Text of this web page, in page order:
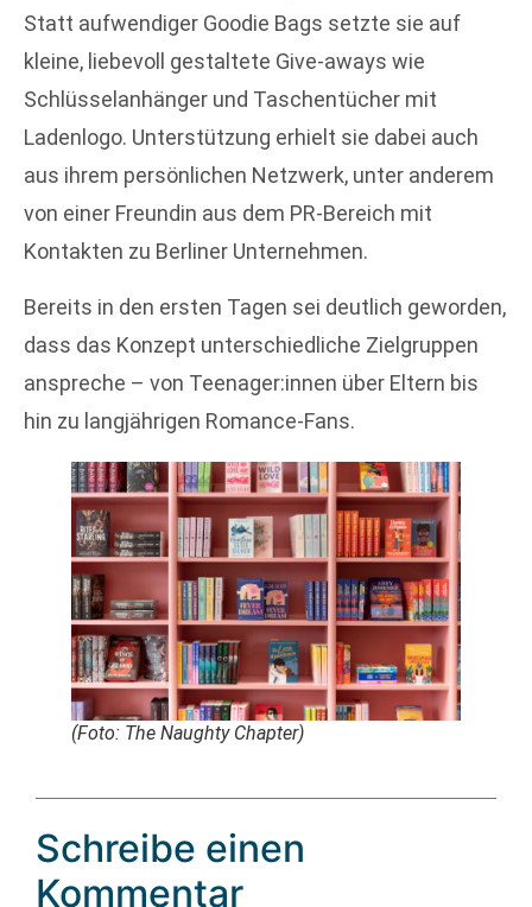
Statt aufwendiger Goodie Bags setzte sie auf
kleine, liebevoll gestaltete Give-aways wie
Schlüsselanhänger und Taschentücher mit
Ladenlogo. Unterstützung erhielt sie dabei auch
aus ihrem persönlichen Netzwerk, unter anderem
von einer Freundin aus dem PR-Bereich mit
Kontakten zu Berliner Unternehmen.
Bereits in den ersten Tagen sei deutlich geworden,
dass das Konzept unterschiedliche Zielgruppen
anspreche – von Teenager:innen über Eltern bis
hin zu langjährigen Romance-Fans.
(Foto: The Naughty Chapter)
Schreibe einen
Kommentar